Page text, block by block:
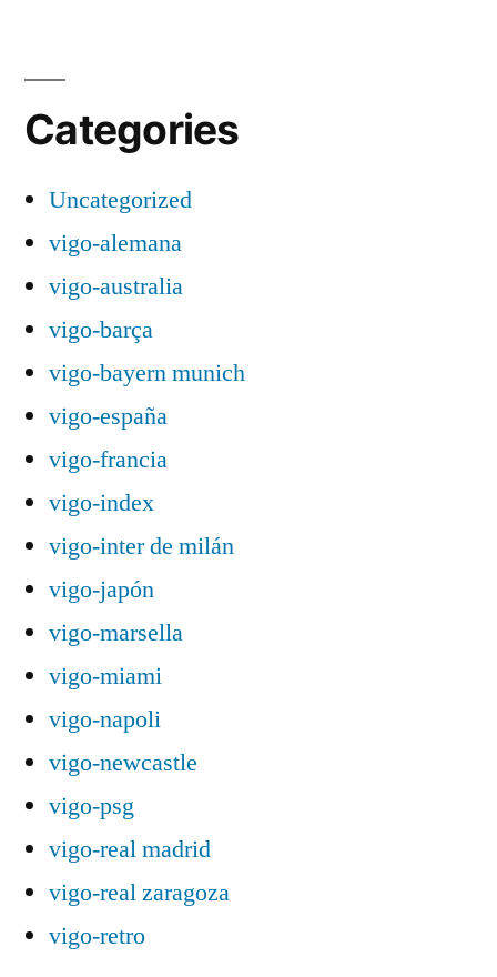
Categories
Uncategorized
vigo-alemana
vigo-australia
vigo-barça
vigo-bayern munich
vigo-españa
vigo-francia
vigo-index
vigo-inter de milán
vigo-japón
vigo-marsella
vigo-miami
vigo-napoli
vigo-newcastle
vigo-psg
vigo-real madrid
vigo-real zaragoza
vigo-retro